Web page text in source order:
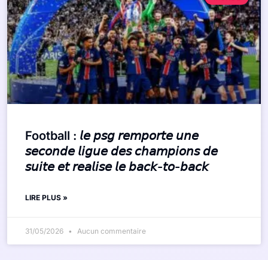
Football : 𝘭𝘦 𝘱𝘴𝘨 𝘳𝘦𝘮𝘱𝘰𝘳𝘵𝘦 𝘶𝘯𝘦
𝘴𝘦𝘤𝘰𝘯𝘥𝘦 𝘭𝘪𝘨𝘶𝘦 𝘥𝘦𝘴 𝘤𝘩𝘢𝘮𝘱𝘪𝘰𝘯𝘴 𝘥𝘦
𝘴𝘶𝘪𝘵𝘦 𝘦𝘵 𝘳𝘦𝘢𝘭𝘪𝘴𝘦 𝘭𝘦 𝘣𝘢𝘤𝘬-𝘵𝘰-𝘣𝘢𝘤𝘬
LIRE PLUS »
31/05/2026 Aucun commentaire